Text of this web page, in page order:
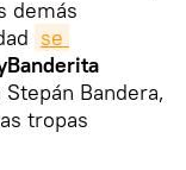
demás
se
Bandera,
tropas